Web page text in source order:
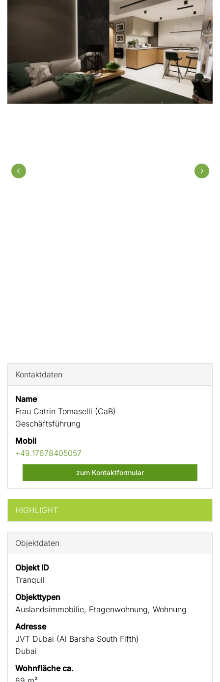
Kontaktdaten
Name
Frau Catrin Tomaselli (CaB)
Geschäftsführung
Mobil
+49.17678405057
zum Kontaktformular
HIGHLIGHT
Objektdaten
Objekt ID
Tranquil
Objekttypen
Auslandsimmobilie, Etagenwohnung, Wohnung
Adresse
JVT Dubai (Al Barsha South Fifth)
Dubai
Wohnfläche ca.